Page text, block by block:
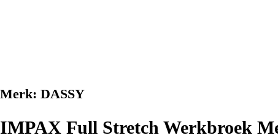
Merk: DASSY
IMPAX Full Stretch Werkbroek